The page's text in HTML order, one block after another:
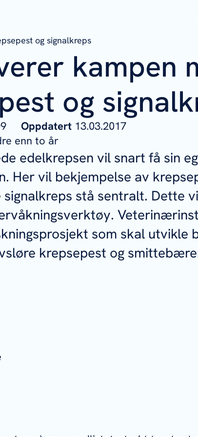
og signalkreps
kampen
og
Oppdatert 13.03.2017
enn to år
edelkrepsen vil snart få sin
Her vil bekjempelse av
stå sentralt. Dette
som skal utvikle
krepsepest og